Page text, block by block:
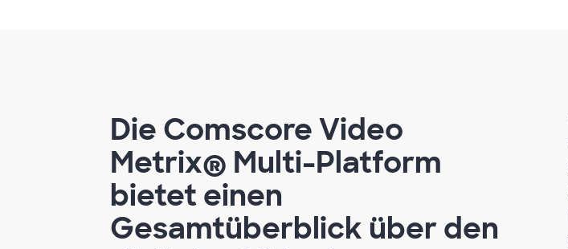
Die Comscore Video
Metrix® Multi-Platform
bietet einen
Gesamtüberblick über den